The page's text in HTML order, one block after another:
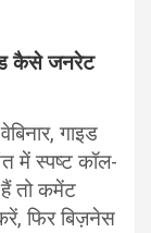
कैसे जनरेट
गाइड
में स्पष्ट कॉल-
तो कमेंट
फिर बिज़नेस